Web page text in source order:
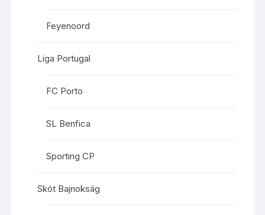
Feyenoord
Liga Portugal
FC Porto
SL Benfica
Sporting CP
Skót Bajnokság